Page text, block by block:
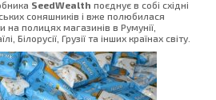
SeedWealth поєднує в собі східні
соняшників і вже полюбилася
полицях магазинів в Румунії,
Білорусії, Грузії та інших країнах світу.